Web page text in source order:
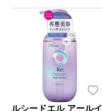
ルシードエル アールイ